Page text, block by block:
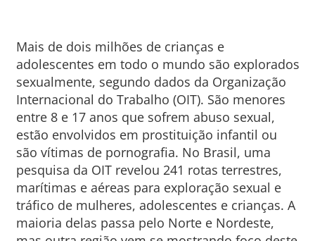
Mais de dois milhões de crianças e
adolescentes em todo o mundo são explorados
sexualmente, segundo dados da Organização
Internacional do Trabalho (OIT). São menores
entre 8 e 17 anos que sofrem abuso sexual,
estão envolvidos em prostituição infantil ou
são vítimas de pornografia. No Brasil, uma
pesquisa da OIT revelou 241 rotas terrestres,
marítimas e aéreas para exploração sexual e
tráfico de mulheres, adolescentes e crianças. A
maioria delas passa pelo Norte e Nordeste,